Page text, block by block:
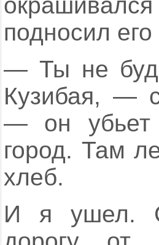
подносил его
— Ты не
Кузибая, —
— он убьет
город. Там
хлеб.
И я ушел.